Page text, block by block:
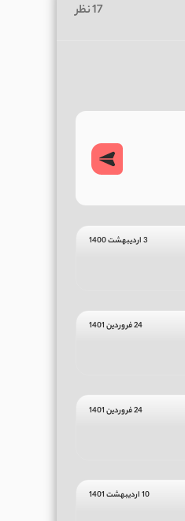
17 نظر
3 اردیبهشت 1400
24 فروردین 1401
24 فروردین 1401
10 اردیبهشت 1401